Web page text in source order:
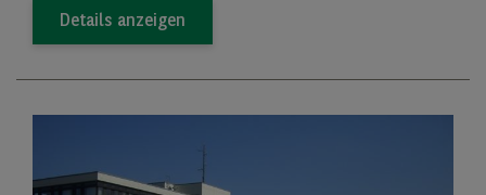
Details anzeigen